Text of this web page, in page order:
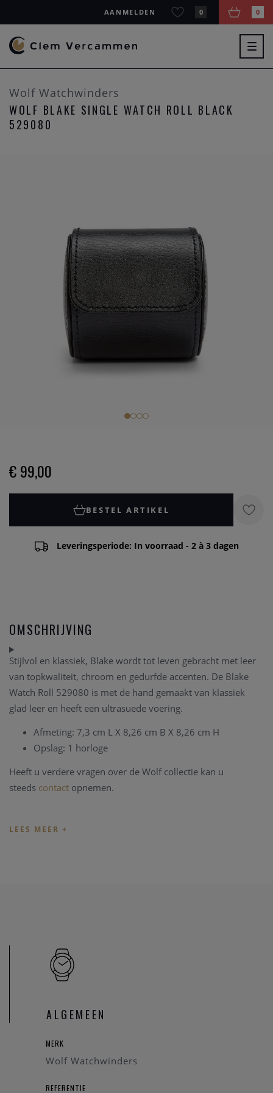
AANMELDEN 0 0
Wolf Watchwinders
WOLF BLAKE SINGLE WATCH ROLL BLACK
529080
€ 99,00
BESTEL ARTIKEL
Leveringsperiode: In voorraad - 2 à 3 dagen
OMSCHRIJVING
Stijlvol en klassiek, Blake wordt tot leven gebracht met leer
van topkwaliteit, chroom en gedurfde accenten. De Blake
Watch Roll 529080 is met de hand gemaakt van klassiek
glad leer en heeft een ultrasuede voering.
Afmeting: 7,3 cm L X 8,26 cm B X 8,26 cm H
Opslag: 1 horloge
Heeft u verdere vragen over de Wolf collectie kan u
steeds contact opnemen.
ALGEMEEN
MERK
Wolf Watchwinders
REFERENTIE